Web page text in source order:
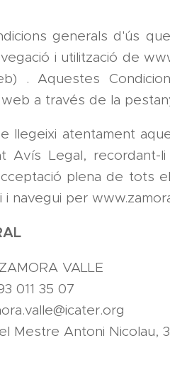
generals d'ús
i utilització de
. Aquestes
a través de la
llegeixi atentament
Avís Legal, recordant-
plena de tots
navegui per
VALLE
011 35 07
Mestre Antoni Nicolau,